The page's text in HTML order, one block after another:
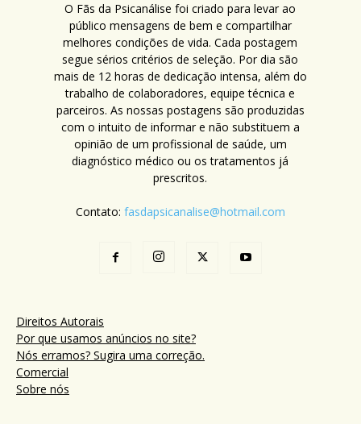
O Fãs da Psicanálise foi criado para levar ao
público mensagens de bem e compartilhar
melhores condições de vida. Cada postagem
segue sérios critérios de seleção. Por dia são
mais de 12 horas de dedicação intensa, além do
trabalho de colaboradores, equipe técnica e
parceiros. As nossas postagens são produzidas
com o intuito de informar e não substituem a
opinião de um profissional de saúde, um
diagnóstico médico ou os tratamentos já
prescritos.
Contato: fasdapsicanalise@hotmail.com
Direitos Autorais
Por que usamos anúncios no site?
Nós erramos? Sugira uma correção.
Comercial
Sobre nós